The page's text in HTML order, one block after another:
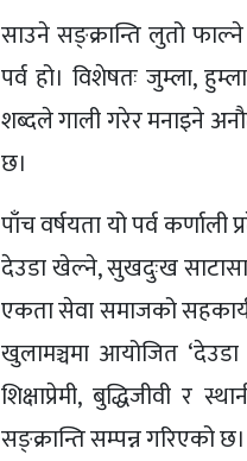
साउने सङ्क्रान्ति लुतो
पर्व हो। विशेषतः जुम्ला,
शब्दले गाली गरेर मनाइने
छ।
पाँच वर्षयता यो पर्व
देउडा खेल्ने, सुखदुःख
एकता सेवा समाजको
खुलामञ्चमा आयोजित
शिक्षाप्रेमी, बुद्धिजीवी र
सङ्क्रान्ति सम्पन्न गरिएको छ।